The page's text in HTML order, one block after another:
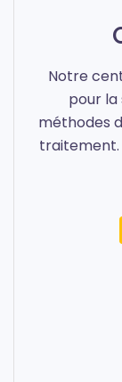
Notre
pour
méthodes
traitement.